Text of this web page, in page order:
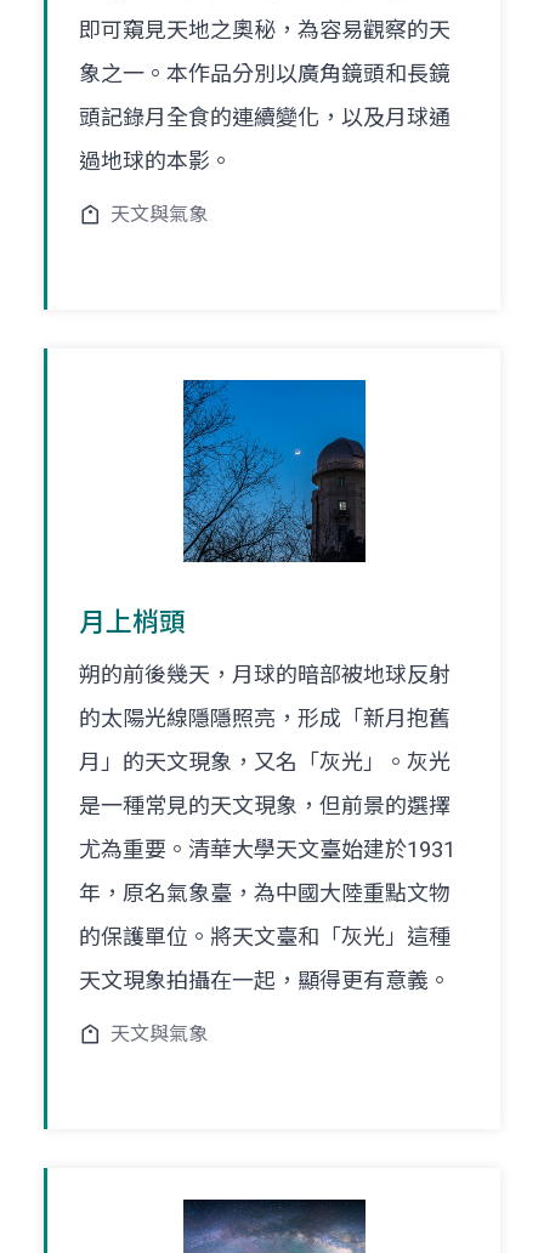
即可窺見天地之奧秘，為容易觀察的天
象之一。本作品分別以廣角鏡頭和長鏡
頭記錄月全食的連續變化，以及月球通
過地球的本影。
天文與氣象
月上梢頭
朔的前後幾天，月球的暗部被地球反射
的太陽光線隱隱照亮，形成「新月抱舊
月」的天文現象，又名「灰光」。灰光
是一種常見的天文現象，但前景的選擇
尤為重要。清華大學天文臺始建於1931
年，原名氣象臺，為中國大陸重點文物
的保護單位。將天文臺和「灰光」這種
天文現象拍攝在一起，顯得更有意義。
天文與氣象